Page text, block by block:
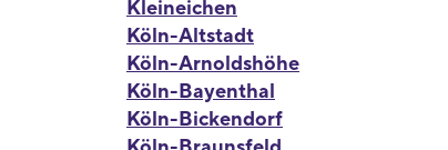
Kleineichen
Köln-Altstadt
Köln-Arnoldshöhe
Köln-Bayenthal
Köln-Bickendorf